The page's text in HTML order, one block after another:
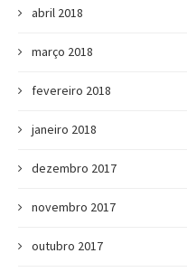
abril 2018
março 2018
fevereiro 2018
janeiro 2018
dezembro 2017
novembro 2017
outubro 2017